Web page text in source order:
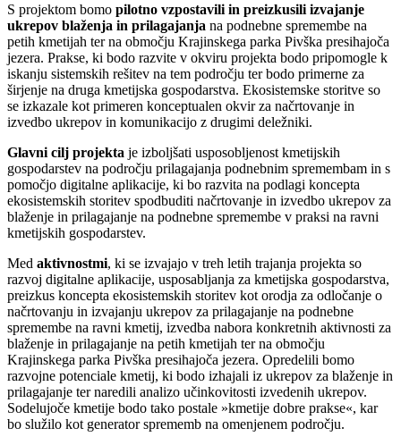
S projektom bomo pilotno vzpostavili in preizkusili izvajanje
ukrepov blaženja in prilagajanja na podnebne spremembe na
petih kmetijah ter na območju Krajinskega parka Pivška presihajoča
jezera. Prakse, ki bodo razvite v okviru projekta bodo pripomogle k
iskanju sistemskih rešitev na tem področju ter bodo primerne za
širjenje na druga kmetijska gospodarstva. Ekosistemske storitve so
se izkazale kot primeren konceptualen okvir za načrtovanje in
izvedbo ukrepov in komunikacijo z drugimi deležniki.
Glavni cilj projekta je izboljšati usposobljenost kmetijskih
gospodarstev na področju prilagajanja podnebnim spremembam in s
pomočjo digitalne aplikacije, ki bo razvita na podlagi koncepta
ekosistemskih storitev spodbuditi načrtovanje in izvedbo ukrepov za
blaženje in prilagajanje na podnebne spremembe v praksi na ravni
kmetijskih gospodarstev.
Med aktivnostmi, ki se izvajajo v treh letih trajanja projekta so
razvoj digitalne aplikacije, usposabljanja za kmetijska gospodarstva,
preizkus koncepta ekosistemskih storitev kot orodja za odločanje o
načrtovanju in izvajanju ukrepov za prilagajanje na podnebne
spremembe na ravni kmetij, izvedba nabora konkretnih aktivnosti za
blaženje in prilagajanje na petih kmetijah ter na območju
Krajinskega parka Pivška presihajoča jezera. Opredelili bomo
razvojne potenciale kmetij, ki bodo izhajali iz ukrepov za blaženje in
prilagajanje ter naredili analizo učinkovitosti izvedenih ukrepov.
Sodelujoče kmetije bodo tako postale »kmetije dobre prakse«, kar
bo služilo kot generator sprememb na omenjenem področju.